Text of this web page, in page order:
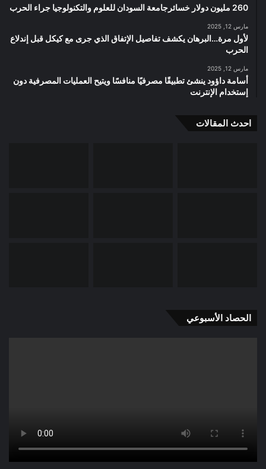
260 مليون دولار خسائرجامعة السودان للعلوم والتكنولوجيا جراء الحرب
مارس 12, 2025
لأول مرة…البرهان يكشف تفاصيل الإتفاق الذي جرى مع كيكل قبل إندلاع
الحرب
مارس 12, 2025
أسامة داؤود ينشئ تطبيقًا مصرفيًا منافسًا ويتيح العمليات المصرفية دون
إستخدام الإنترنت
احدث المقالات
الحصاد الأسبوعي